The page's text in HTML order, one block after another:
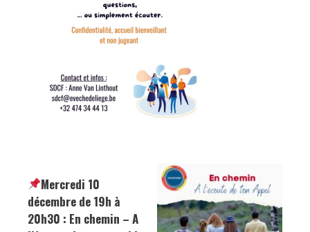
Mercredi 10
décembre de 19h à
20h30 : En chemin – A